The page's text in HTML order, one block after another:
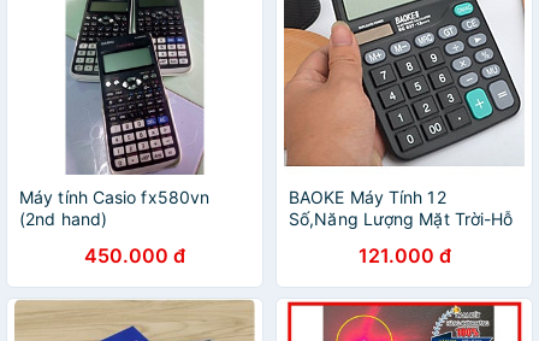
Máy tính Casio fx580vn
(2nd hand)
450.000 đ
BAOKE Máy Tính 12
Số,Năng Lượng Mặt Trời-Hỗ
121.000 đ